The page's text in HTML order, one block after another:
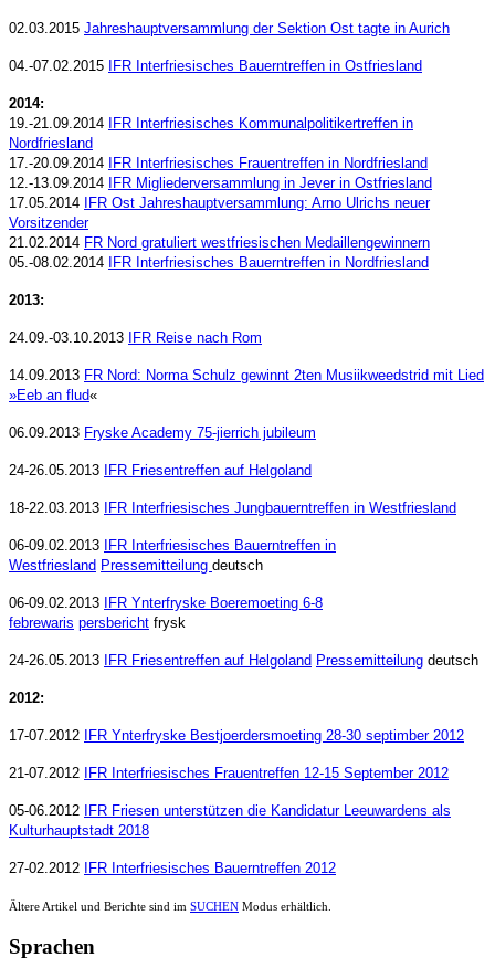
02.03.2015 Jahreshauptversammlung der Sektion Ost tagte in Aurich
04.-07.02.2015 IFR Interfriesisches Bauerntreffen in Ostfriesland
2014:
19.-21.09.2014 IFR Interfriesisches Kommunalpolitikertreffen in
Nordfriesland
17.-20.09.2014 IFR Interfriesisches Frauentreffen in Nordfriesland
12.-13.09.2014 IFR Migliederversammlung in Jever in Ostfriesland
17.05.2014 IFR Ost Jahreshauptversammlung: Arno Ulrichs neuer
Vorsitzender
21.02.2014 FR Nord gratuliert westfriesischen Medaillengewinnern
05.-08.02.2014 IFR Interfriesisches Bauerntreffen in Nordfriesland
2013:
24.09.-03.10.2013 IFR Reise nach Rom
14.09.2013 FR Nord: Norma Schulz gewinnt 2ten Musiikweedstrid mit Lied
»Eeb an flud«
06.09.2013 Fryske Academy 75-jierrich jubileum
24-26.05.2013 IFR Friesentreffen auf Helgoland
18-22.03.2013 IFR Interfriesisches Jungbauerntreffen in Westfriesland
06-09.02.2013 IFR Interfriesisches Bauerntreffen in
Westfriesland Pressemitteilung deutsch
06-09.02.2013 IFR Ynterfryske Boeremoeting 6-8
febrewaris persbericht frysk
24-26.05.2013 IFR Friesentreffen auf Helgoland Pressemitteilung deutsch
2012:
17-07.2012 IFR Ynterfryske Bestjoerdersmoeting 28-30 septimber 2012
21-07.2012 IFR Interfriesisches Frauentreffen 12-15 September 2012
05-06.2012 IFR Friesen unterstützen die Kandidatur Leeuwardens als
Kulturhauptstadt 2018
27-02.2012 IFR Interfriesisches Bauerntreffen 2012
Ältere Artikel und Berichte sind im SUCHEN Modus erhältlich.
Sprachen